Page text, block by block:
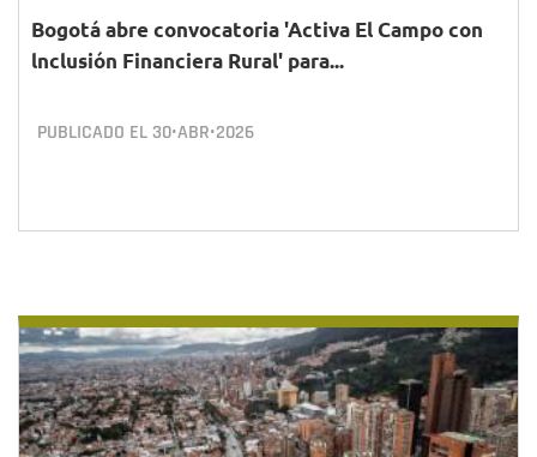
Bogotá abre convocatoria 'Activa El Campo con
lnclusión Financiera Rural' para...
PUBLICADO EL 30•ABR•2026